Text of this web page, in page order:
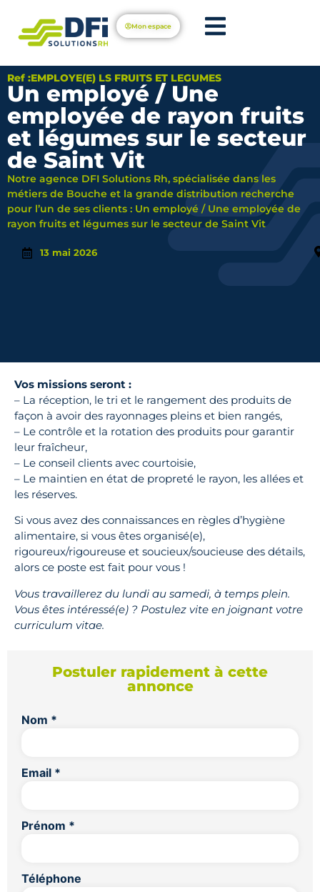
Mon espace
Ref :EMPLOYE(E) LS FRUITS ET LEGUMES
Un employé / Une
employée de rayon fruits
et légumes sur le secteur
de Saint Vit
Notre agence DFI Solutions Rh, spécialisée dans les
métiers de Bouche et la grande distribution recherche
pour l’un de ses clients : Un employé / Une employée de
rayon fruits et légumes sur le secteur de Saint Vit
13 mai 2026
Vos missions seront :
– La réception, le tri et le rangement des produits de
façon à avoir des rayonnages pleins et bien rangés,
– Le contrôle et la rotation des produits pour garantir
leur fraîcheur,
– Le conseil clients avec courtoisie,
– Le maintien en état de propreté le rayon, les allées et
les réserves.
Si vous avez des connaissances en règles d’hygiène
alimentaire, si vous êtes organisé(e),
rigoureux/rigoureuse et soucieux/soucieuse des détails,
alors ce poste est fait pour vous !
Vous travaillerez du lundi au samedi, à temps plein.
Vous êtes intéressé(e) ? Postulez vite en joignant votre
curriculum vitae.
Postuler rapidement à cette
annonce
Nom *
Email *
Prénom *
Téléphone